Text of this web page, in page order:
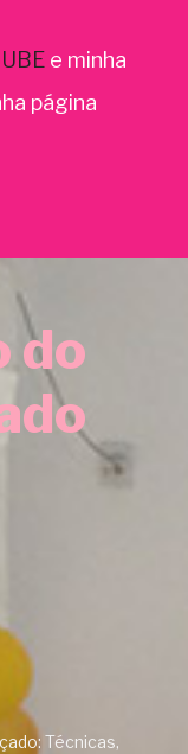
e minha
página
do
Técnicas,